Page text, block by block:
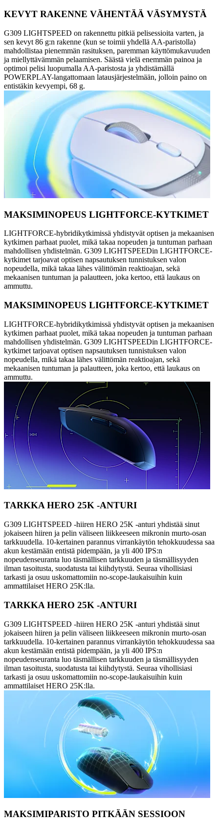
KEVYT RAKENNE VÄHENTÄÄ VÄSYMYSTÄ
G309 LIGHTSPEED on rakennettu pitkiä pelisessioita varten, ja
sen kevyt 86 g:n rakenne (kun se toimii yhdellä AA-paristolla)
mahdollistaa pienemmän rasituksen, paremman käyttömukavuuden
ja miellyttävämmän pelaamisen. Säästä vielä enemmän painoa ja
optimoi pelisi luopumalla AA-paristosta ja yhdistämällä
POWERPLAY-langattomaan latausjärjestelmään, jolloin paino on
entistäkin kevyempi, 68 g.
MAKSIMINOPEUS LIGHTFORCE-KYTKIMET
LIGHTFORCE-hybridikytkimissä yhdistyvät optisen ja mekaanisen
kytkimen parhaat puolet, mikä takaa nopeuden ja tuntuman parhaan
mahdollisen yhdistelmän. G309 LIGHTSPEEDin LIGHTFORCE-
kytkimet tarjoavat optisen napsautuksen tunnistuksen valon
nopeudella, mikä takaa lähes välittömän reaktioajan, sekä
mekaanisen tuntuman ja palautteen, joka kertoo, että laukaus on
ammuttu.
MAKSIMINOPEUS LIGHTFORCE-KYTKIMET
LIGHTFORCE-hybridikytkimissä yhdistyvät optisen ja mekaanisen
kytkimen parhaat puolet, mikä takaa nopeuden ja tuntuman parhaan
mahdollisen yhdistelmän. G309 LIGHTSPEEDin LIGHTFORCE-
kytkimet tarjoavat optisen napsautuksen tunnistuksen valon
nopeudella, mikä takaa lähes välittömän reaktioajan, sekä
mekaanisen tuntuman ja palautteen, joka kertoo, että laukaus on
ammuttu.
TARKKA HERO 25K -ANTURI
G309 LIGHTSPEED -hiiren HERO 25K -anturi yhdistää sinut
jokaiseen hiiren ja pelin väliseen liikkeeseen mikronin murto-osan
tarkkuudella. 10-kertainen parannus virrankäytön tehokkuudessa saa
akun kestämään entistä pidempään, ja yli 400 IPS:n
nopeudenseuranta luo täsmällisen tarkkuuden ja täsmällisyyden
ilman tasoitusta, suodatusta tai kiihdytystä. Seuraa vihollisiasi
tarkasti ja osuu uskomattomiin no-scope-laukaisuihin kuin
ammattilaiset HERO 25K:lla.
TARKKA HERO 25K -ANTURI
G309 LIGHTSPEED -hiiren HERO 25K -anturi yhdistää sinut
jokaiseen hiiren ja pelin väliseen liikkeeseen mikronin murto-osan
tarkkuudella. 10-kertainen parannus virrankäytön tehokkuudessa saa
akun kestämään entistä pidempään, ja yli 400 IPS:n
nopeudenseuranta luo täsmällisen tarkkuuden ja täsmällisyyden
ilman tasoitusta, suodatusta tai kiihdytystä. Seuraa vihollisiasi
tarkasti ja osuu uskomattomiin no-scope-laukaisuihin kuin
ammattilaiset HERO 25K:lla.
MAKSIMIPARISTO PITKÄÄN SESSIOON